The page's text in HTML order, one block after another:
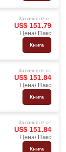
Започнете от
US$ 151.79
Цена/ Пакс
Книга
Започнете от
US$ 151.84
Цена/ Пакс
Книга
Започнете от
US$ 151.84
Цена/ Пакс
Книга